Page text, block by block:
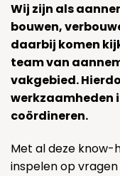
Wij zijn als
bouwen,
daarbij komen
team van
vakgebied.
werkzaamheden
coördineren.
Met al deze know-
inspelen op